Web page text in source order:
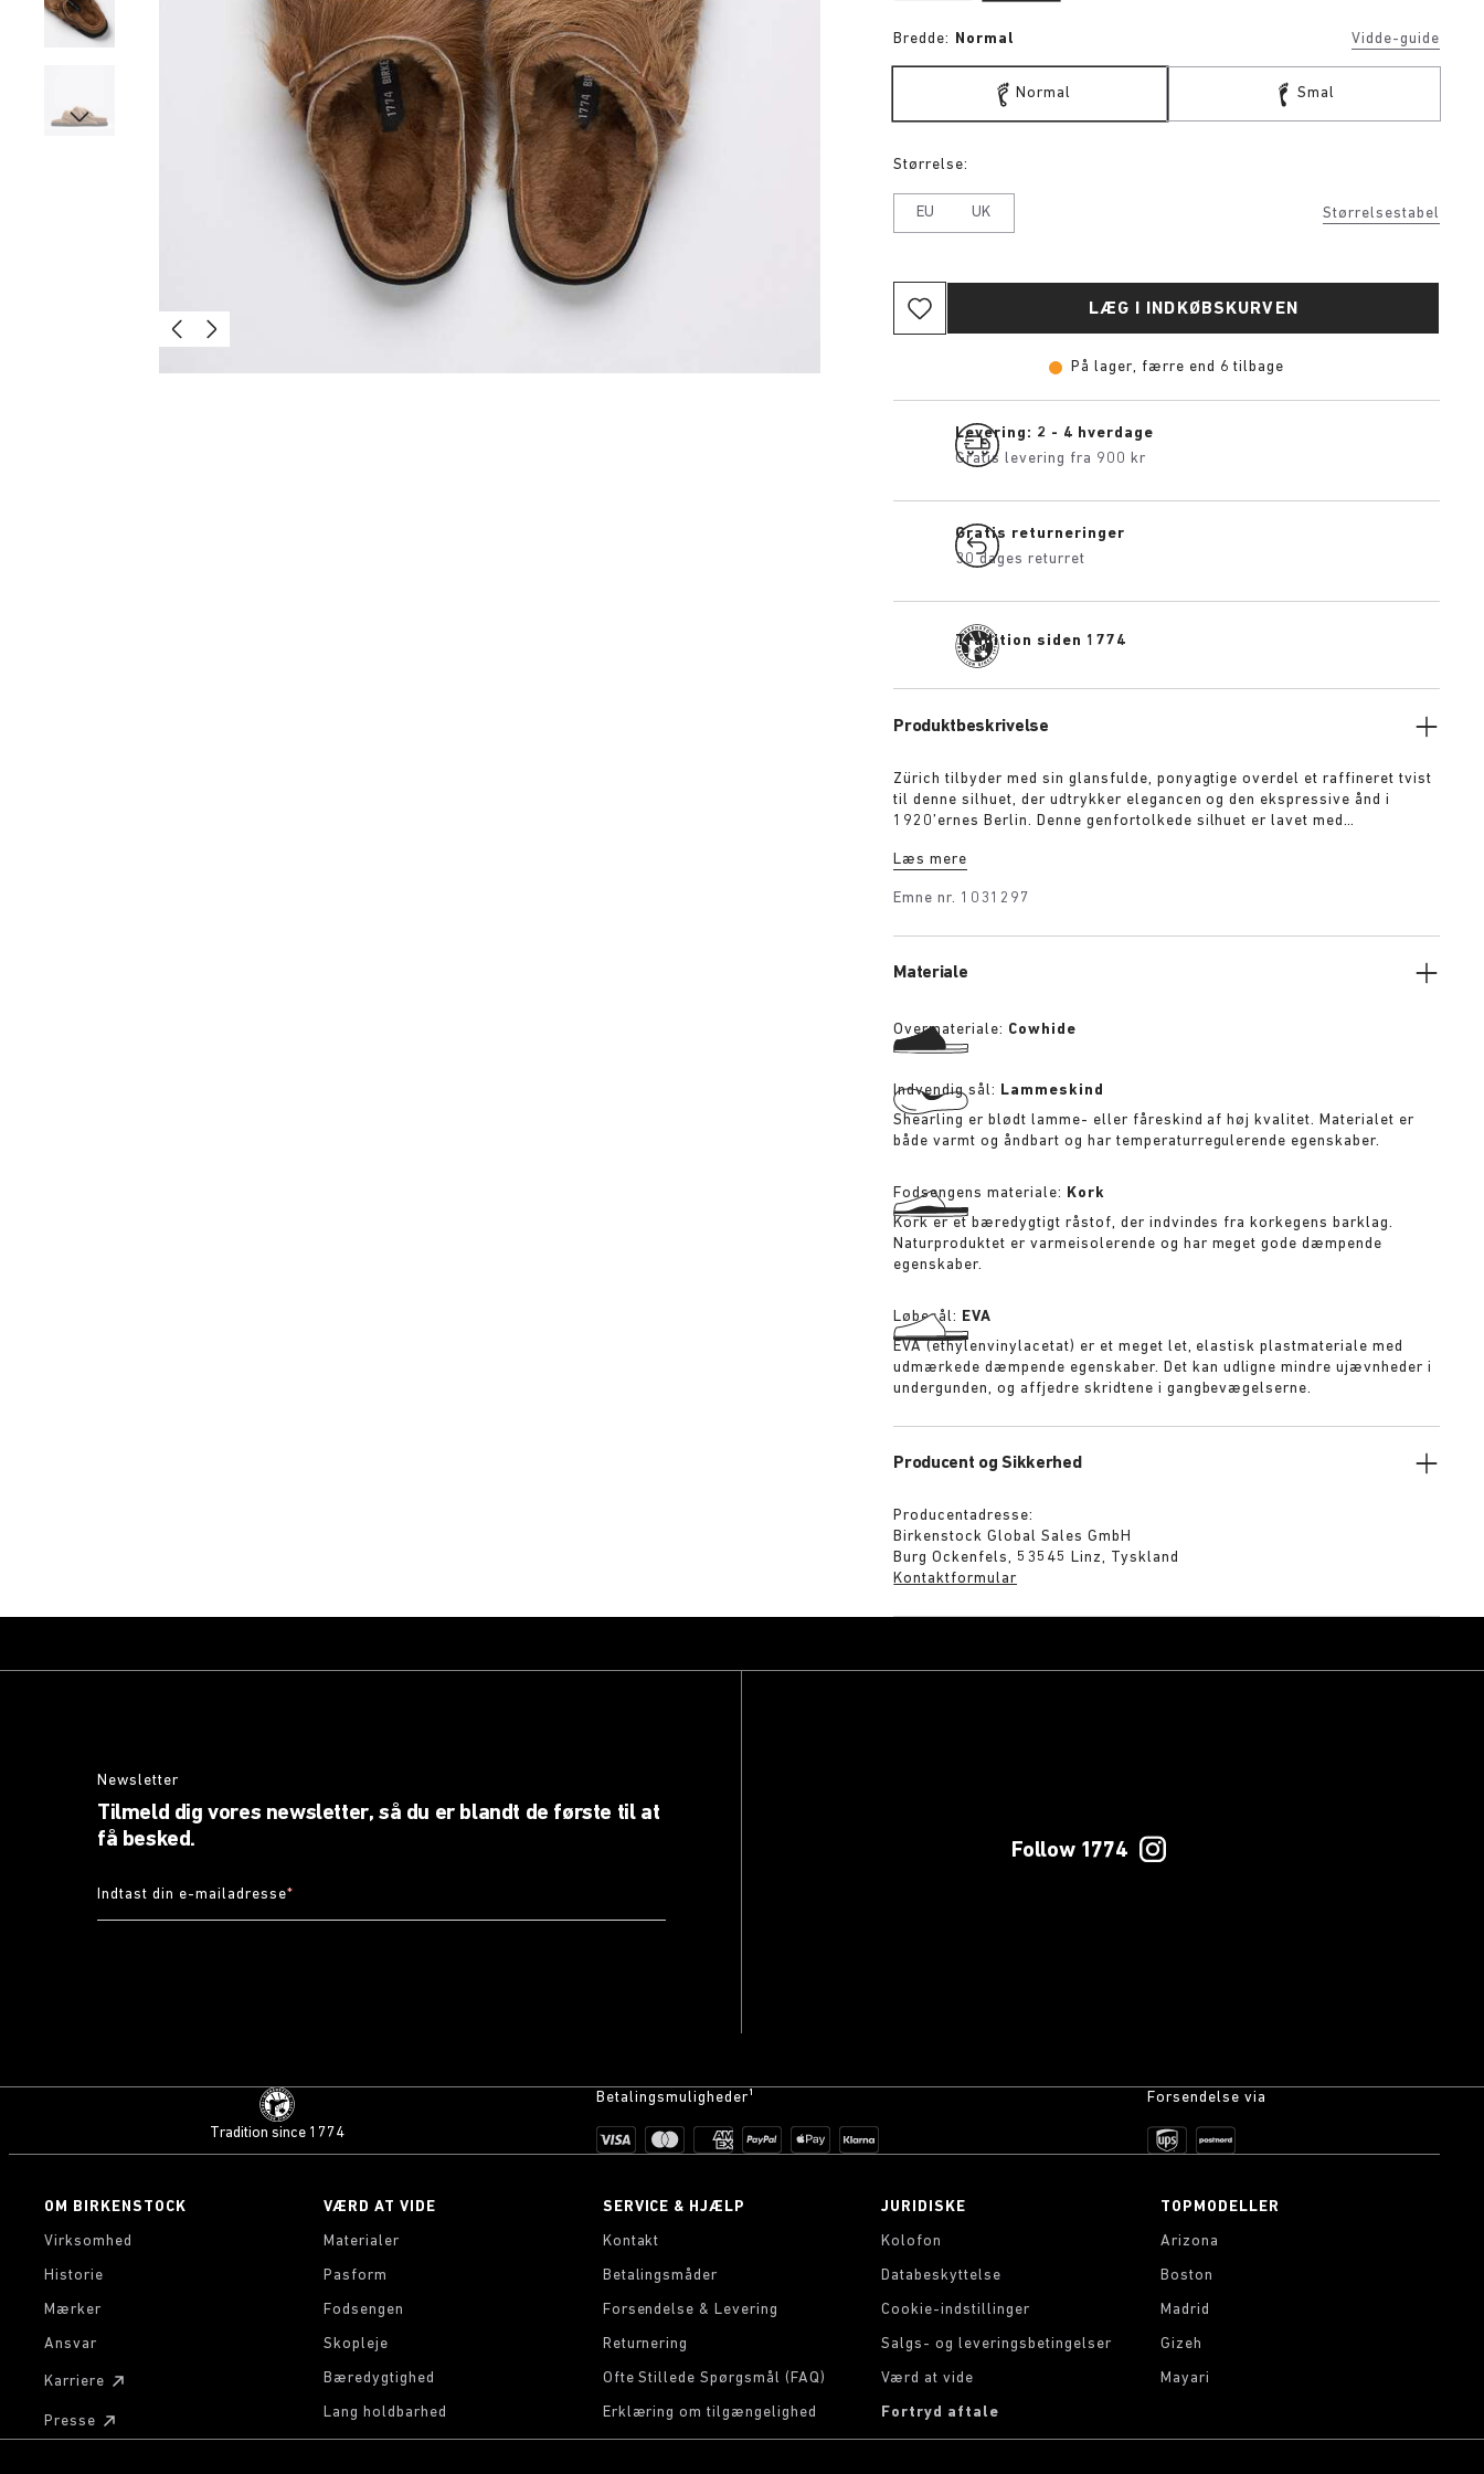
Bredde: Normal Vidde-guide
Normal Smal
Størrelsestabel
Størrelse:
EU UK
LÆG I INDKØBSKURVEN
På lager, færre end 6 tilbage
Levering: 2 - 4 hverdage
Gratis levering fra 900 kr
Gratis returneringer
30 dages returret
Tradition siden 1774
Produktbeskrivelse
Zürich tilbyder med sin glansfulde, ponyagtige overdel et raffineret tvist
til denne silhuet, der udtrykker elegancen og den ekspressive ånd i
1920’ernes Berlin. Denne genfortolkede silhuet er lavet med
slidstærk klassiker.
Læs mere
Emne nr. 1031297
Materiale
Overmateriale: Cowhide
Indvendig sål: Lammeskind
Shearling er blødt lamme- eller fåreskind af høj kvalitet. Materialet er
både varmt og åndbart og har temperaturregulerende egenskaber.
Fodsengens materiale: Kork
Kork er et bæredygtigt råstof, der indvindes fra korkegens barklag.
Naturproduktet er varmeisolerende og har meget gode dæmpende
egenskaber.
Løbesål: EVA
EVA (ethylenvinylacetat) er et meget let, elastisk plastmateriale med
udmærkede dæmpende egenskaber. Det kan udligne mindre ujævnheder i
undergunden, og affjedre skridtene i gangbevægelserne.
Producent og Sikkerhed
Producentadresse:
Birkenstock Global Sales GmbH
Burg Ockenfels, 53545 Linz, Tyskland
Kontaktformular
Newsletter
Tilmeld dig vores newsletter, så du er blandt de første til at
få besked.
Indtast din e-mailadresse*
Follow 1774
Tradition since 1774
Betalingsmuligheder¹ Forsendelse via
OM BIRKENSTOCK
Virksomhed
Historie
Mærker
Ansvar
Karriere
Presse
VÆRD AT VIDE
Materialer
Pasform
Fodsengen
Skopleje
Bæredygtighed
Lang holdbarhed
SERVICE & HJÆLP
Kontakt
Betalingsmåder
Forsendelse & Levering
Returnering
Ofte Stillede Spørgsmål (FAQ)
Erklæring om tilgængelighed
JURIDISKE
Kolofon
Databeskyttelse
Cookie-indstillinger
Salgs- og leveringsbetingelser
Værd at vide
Fortryd aftale
TOPMODELLER
Arizona
Boston
Madrid
Gizeh
Mayari